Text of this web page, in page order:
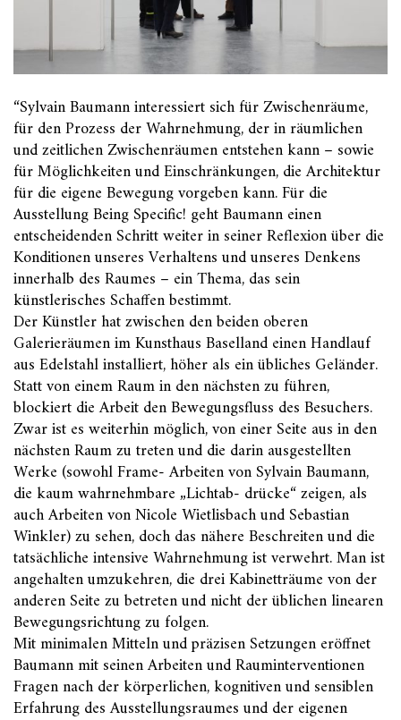
“Sylvain Baumann interessiert sich für Zwischenräume,
für den Prozess der Wahrnehmung, der in räumlichen
und zeitlichen Zwischenräumen entstehen kann – sowie
für Möglichkeiten und Einschränkungen, die Architektur
für die eigene Bewegung vorgeben kann. Für die
Ausstellung Being Specific! geht Baumann einen
entscheidenden Schritt weiter in seiner Reflexion über die
Konditionen unseres Verhaltens und unseres Denkens
innerhalb des Raumes – ein Thema, das sein
künstlerisches Schaffen bestimmt.
Der Künstler hat zwischen den beiden oberen
Galerieräumen im Kunsthaus Baselland einen Handlauf
aus Edelstahl installiert, höher als ein übliches Geländer.
Statt von einem Raum in den nächsten zu führen,
blockiert die Arbeit den Bewegungsfluss des Besuchers.
Zwar ist es weiterhin möglich, von einer Seite aus in den
nächsten Raum zu treten und die darin ausgestellten
Werke (sowohl Frame- Arbeiten von Sylvain Baumann,
die kaum wahrnehmbare „Lichtab- drücke“ zeigen, als
auch Arbeiten von Nicole Wietlisbach und Sebastian
Winkler) zu sehen, doch das nähere Beschreiten und die
tatsächliche intensive Wahrnehmung ist verwehrt. Man ist
angehalten umzukehren, die drei Kabinetträume von der
anderen Seite zu betreten und nicht der üblichen linearen
Bewegungsrichtung zu folgen.
Mit minimalen Mitteln und präzisen Setzungen eröffnet
Baumann mit seinen Arbeiten und Rauminterventionen
Fragen nach der körperlichen, kognitiven und sensiblen
Erfahrung des Ausstellungsraumes und der eigenen